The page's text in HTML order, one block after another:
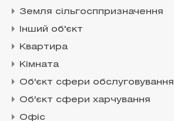
Земля сільгосппризначення
Інший об'єкт
Квартира
Кімната
Об'єкт сфери обслуговування
Об'єкт сфери харчування
Офіс